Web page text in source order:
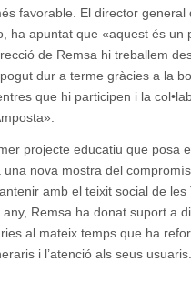
favorable. El director general
ha apuntat que «aquest és un
de Remsa hi treballem
dur a terme gràcies a la
que hi participen i la
projecte educatiu que posa
una nova mostra del
amb el teixit social de les
any, Remsa ha donat suport a
al mateix temps que ha
i l’atenció als seus usuaris.